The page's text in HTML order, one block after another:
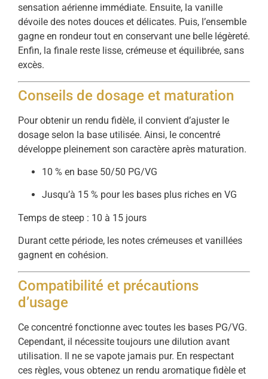
sensation aérienne immédiate. Ensuite, la vanille
dévoile des notes douces et délicates. Puis, l’ensemble
gagne en rondeur tout en conservant une belle légèreté.
Enfin, la finale reste lisse, crémeuse et équilibrée, sans
excès.
Conseils de dosage et maturation
Pour obtenir un rendu fidèle, il convient d’ajuster le
dosage selon la base utilisée. Ainsi, le concentré
développe pleinement son caractère après maturation.
10 % en base 50/50 PG/VG
Jusqu’à 15 % pour les bases plus riches en VG
Temps de steep : 10 à 15 jours
Durant cette période, les notes crémeuses et vanillées
gagnent en cohésion.
Compatibilité et précautions
d’usage
Ce concentré fonctionne avec toutes les bases PG/VG.
Cependant, il nécessite toujours une dilution avant
utilisation. Il ne se vapote jamais pur. En respectant
ces règles, vous obtenez un rendu aromatique fidèle et